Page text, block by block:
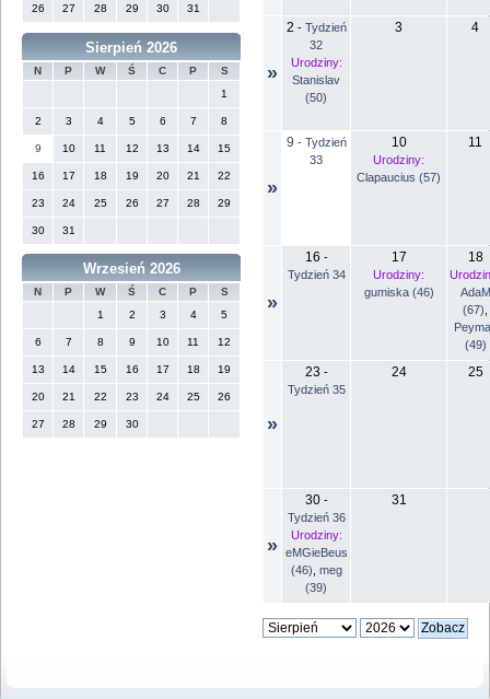
26 27 28 29 30 31
Sierpień 2026
N P W Ś C P
S
1
2 3 4 5 6 7 8
9 10 11 12 13 14 15
16 17 18 19 20 21 22
23 24 25 26 27 28 29
30 31
Wrzesień 2026
N P W Ś C P
S
1
2 3 4 5
6 7 8 9 10 11 12
13 14 15 16 17 18 19
20 21 22 23 24 25 26
27 28 29 30
»
2 - Tydzień
32
Urodziny:
Stanislav
(50)
3 4
»
9 - Tydzień
33
10
Urodziny:
Clapaucius (57)
11
»
16 -
Tydzień 34
17
Urodziny:
gumiska (46)
18
AdaM
(67)
(49)
»
23 -
Tydzień 35
24 25
»
30-
Tydzień 36
Urodziny:
eMGieBeus
(46) meg
(39)
31